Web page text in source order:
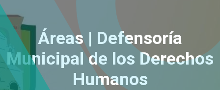
Áreas | Defensoría
Municipal de los Derechos
Humanos